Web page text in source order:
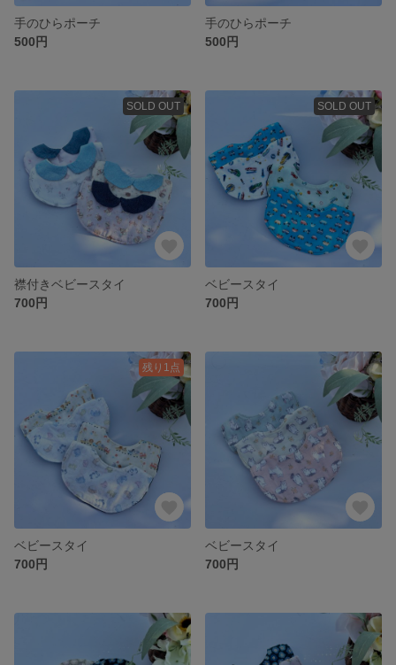
手のひらポーチ
500円
手のひらポーチ
500円
SOLD OUT
襟付きベビースタイ
700円
SOLD OUT
ベビースタイ
700円
残り1点
ベビースタイ
700円
ベビースタイ
700円